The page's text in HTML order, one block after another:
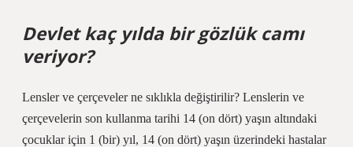
Devlet kaç yılda bir gözlük camı
veriyor?
Lensler ve çerçeveler ne sıklıkla değiştirilir? Lenslerin ve
çerçevelerin son kullanma tarihi 14 (on dört) yaşın altındaki
çocuklar için 1 (bir) yıl, 14 (on dört) yaşın üzerindeki hastalar